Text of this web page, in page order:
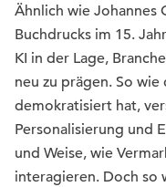
Ähnlich wie Johannes
Buchdrucks im 15.
KI in der Lage,
neu zu prägen. So wie
demokratisiert hat,
Personalisierung und
und Weise, wie
interagieren. Doch so